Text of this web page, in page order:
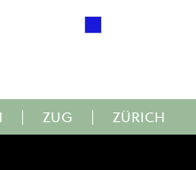
Colour
Light Indigo
| ZUG | ZÜRICH